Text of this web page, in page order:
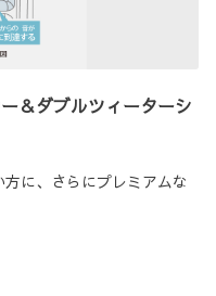
＆ダブルツィーターシ
に、さらにプレミアムな